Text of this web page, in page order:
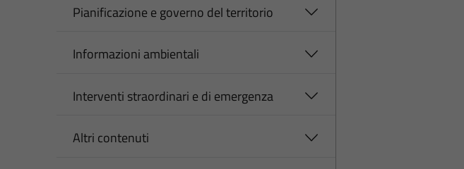
Pianificazione e governo del territorio
Informazioni ambientali
Interventi straordinari e di emergenza
Altri contenuti